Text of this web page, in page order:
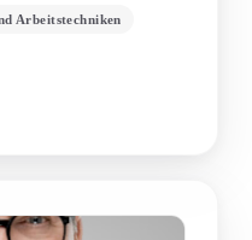
Arbeitstechniken